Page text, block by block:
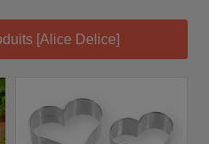
[Alice Delice]